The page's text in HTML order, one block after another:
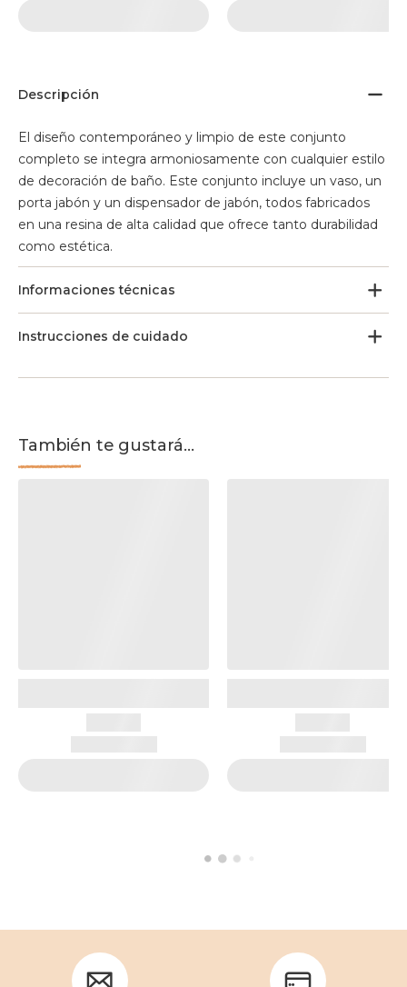
Descripción
El diseño contemporáneo y limpio de este conjunto
completo se integra armoniosamente con cualquier estilo
de decoración de baño. Este conjunto incluye un vaso, un
porta jabón y un dispensador de jabón, todos fabricados
en una resina de alta calidad que ofrece tanto durabilidad
como estética.
Informaciones técnicas
Instrucciones de cuidado
También te gustará...